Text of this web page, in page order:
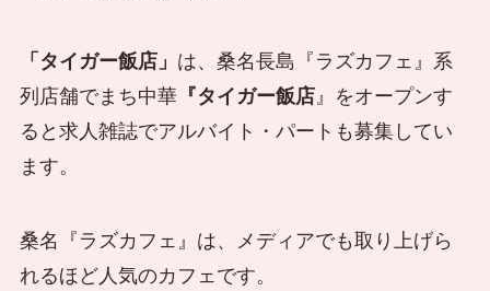
「タイガー飯店」 は、桑名長島『ラズカフェ』系
列店舗でまち中華『タイガー飯店』をオープンす
ると求人雑誌でアルバイト・パートも募集してい
ます。
桑名『ラズカフェ』は、メディアでも取り上げら
れるほど人気のカフェです。